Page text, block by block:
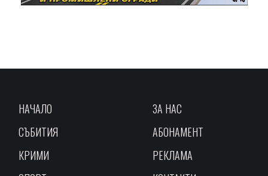
НАЧАЛО
СЪБИТИЯ
КРИМИ
ЗА НАС
АБОНАМЕНТ
РЕКЛАМА